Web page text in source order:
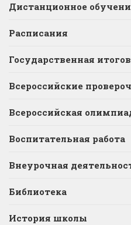
Дистанционное
Расписания
Государственная
Всероссийские
Всероссийская
Воспитательная работа
Внеурочная
Библиотека
История школы